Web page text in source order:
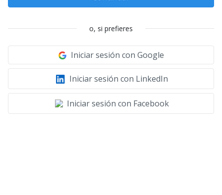
o, si prefieres
Iniciar sesión con Google
Iniciar sesión con LinkedIn
Iniciar sesión con Facebook